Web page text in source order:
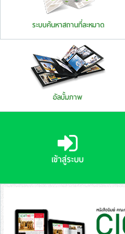
ระบบค้นหาสถานที่ละหมาด
อัลบั้มภาพ
เข้าสู่ระบบ